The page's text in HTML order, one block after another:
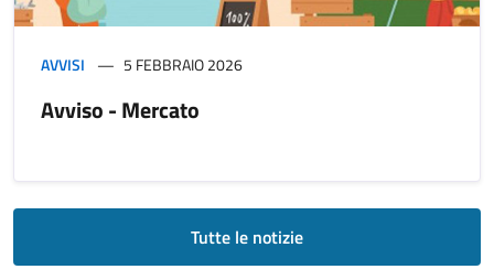
AVVISI 5 FEBBRAIO 2026
Avviso - Mercato
Tutte le notizie